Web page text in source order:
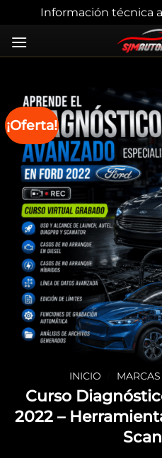
Información técnica
¡Oferta!
INICIO MARCAS
Curso
2022 –